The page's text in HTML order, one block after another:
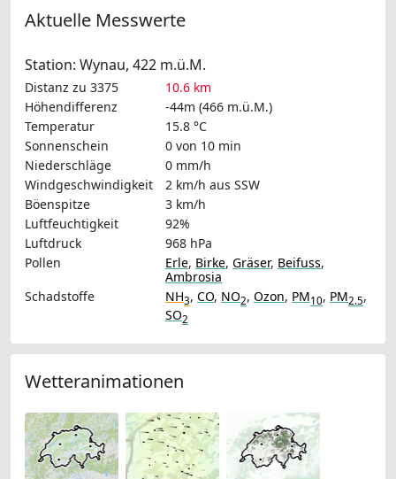
Aktuelle Messwerte
Station: Wynau, 422 m.ü.M.
Distanz zu 3375
10.6 km
Höhendifferenz
-44m (466 m.ü.M.)
Temperatur
15.8 °C
Sonnenschein
0 von 10 min
Niederschläge
0 mm/h
Windgeschwindigkeit
2 km/h aus SSW
Böenspitze
3 km/h
Luftfeuchtigkeit
92%
Luftdruck
968 hPa
Pollen
Erle, Birke, Gräser, Beifuss,
Ambrosia
Schadstoffe
NH3, CO, NO2, Ozon, PM10, PM2.5,
SO2
Wetteranimationen